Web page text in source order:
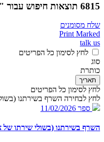
6815 תוצאות חיפוש עבור ""
שלח מסומנים
Print Marked
talk us
לחץ לסימון כל הפריטים
סוג
כותרת
תאריך
לחץ לסימון כל הפריטים
לחץ לבחירה השרף בשירתנו
ספר 11/02/2026
השרף בשירתנו (בשולי שירתו של